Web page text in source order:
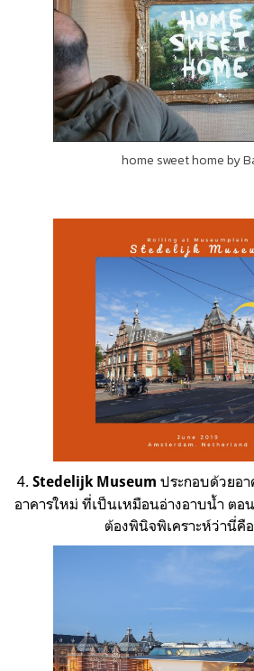
home sweet home by
4. Stedelijk Museum ประกอบด้วยอา
อาคารใหม่ ที่เป็นเหมือนอ่างอาบน้ำ ต
ต้องพินิจพิเคราะห์ว่านี่คื